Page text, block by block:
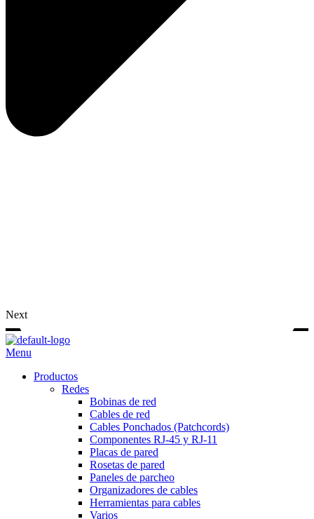
Next
Menu
Productos
Redes
Bobinas de red
Cables de red
Cables Ponchados (Patchcords)
Componentes RJ-45 y RJ-11
Placas de pared
Rosetas de pared
Paneles de parcheo
Organizadores de cables
Herramientas para cables
Varios